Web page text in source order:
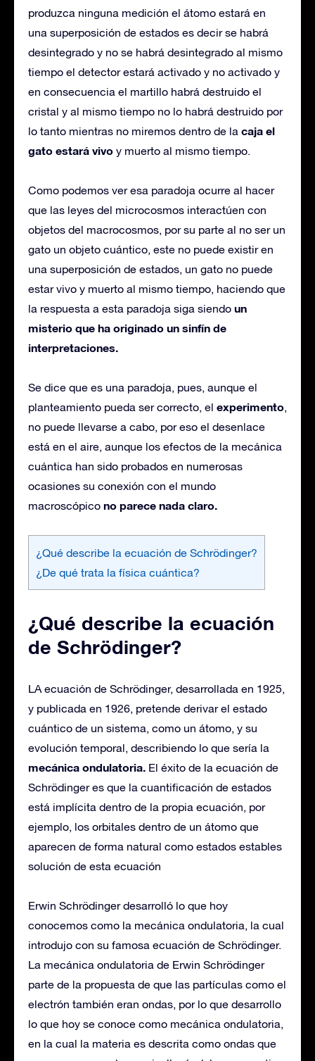
produzca ninguna medición el átomo estará en
una superposición de estados es decir se habrá
desintegrado y no se habrá desintegrado al mismo
tiempo el detector estará activado y no activado y
en consecuencia el martillo habrá destruido el
cristal y al mismo tiempo no lo habrá destruido por
lo tanto mientras no miremos dentro de la caja el
gato estará vivo y muerto al mismo tiempo.
Como podemos ver esa paradoja ocurre al hacer
que las leyes del microcosmos interactúen con
objetos del macrocosmos, por su parte al no ser un
gato un objeto cuántico, este no puede existir en
una superposición de estados, un gato no puede
estar vivo y muerto al mismo tiempo, haciendo que
la respuesta a esta paradoja siga siendo un
misterio que ha originado un sinfín de
interpretaciones.
Se dice que es una paradoja, pues, aunque el
planteamiento pueda ser correcto, el experimento,
no puede llevarse a cabo, por eso el desenlace
está en el aire, aunque los efectos de la mecánica
cuántica han sido probados en numerosas
ocasiones su conexión con el mundo
macroscópico no parece nada claro.
¿Qué describe la ecuación de Schrödinger?
¿De qué trata la física cuántica?
¿Qué describe la ecuación
de Schrödinger?
LA ecuación de Schrödinger, desarrollada en 1925,
y publicada en 1926, pretende derivar el estado
cuántico de un sistema, como un átomo, y su
evolución temporal, describiendo lo que sería la
mecánica ondulatoria. El éxito de la ecuación de
Schrödinger es que la cuantificación de estados
está implícita dentro de la propia ecuación, por
ejemplo, los orbitales dentro de un átomo que
aparecen de forma natural como estados estables
solución de esta ecuación
Erwin Schrödinger desarrolló lo que hoy
conocemos como la mecánica ondulatoria, la cual
introdujo con su famosa ecuación de Schrödinger.
La mecánica ondulatoria de Erwin Schrödinger
parte de la propuesta de que las partículas como el
electrón también eran ondas, por lo que desarrollo
lo que hoy se conoce como mecánica ondulatoria,
en la cual la materia es descrita como ondas que